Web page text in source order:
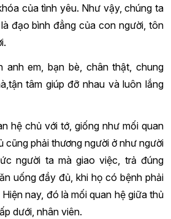
của tình yêu. Như vậy, chúng ta
đạo bình đẳng của con người, tôn
anh em, bạn bè, chân thật, chung
tâm giúp đỡ nhau và luôn lắng
hệ chủ với tớ, giống như mối quan
cũng phải thương người ở như người
người ta mà giao việc, trả đúng
uống đầy đủ, khi họ có bệnh phải
nay, đó là mối quan hệ giữa thủ
dưới, nhân viên.